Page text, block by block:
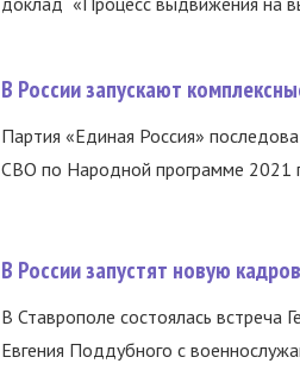
В России запускают
Партия «Единая Россия»
СВО по Народной программе 2021
В России запустят новую
В Ставрополе состоялась встреча
Евгения Поддубного с